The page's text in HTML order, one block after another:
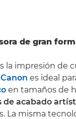
de gran
la impresión de
es ideal
en tamaños de
de acabado
La misma